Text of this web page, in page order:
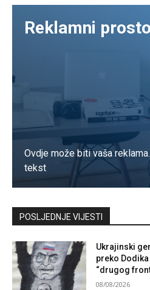
Reklamni
Ovdje može biti vaša
tekst
Kontaktirajte nas
POSLJEDNJE VIJESTI
Ukrajinski
preko
“drugog
08/08/2026